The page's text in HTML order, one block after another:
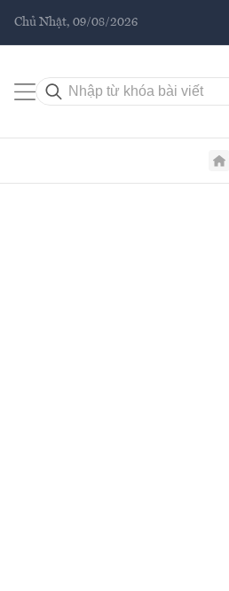
Chủ Nhật, 09/08/2026